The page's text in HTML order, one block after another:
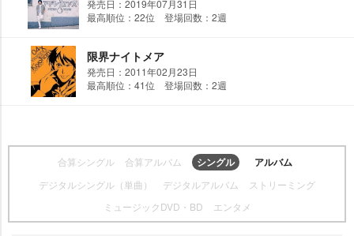
発売日：2019年07月31日
最高順位：22位 登場回数：2週
限界ナイトメア
発売日：2011年02月23日
最高順位：41位 登場回数：2週
合算シングル 合算アルバム シングル アルバム
デジタルシングル（単曲） デジタルアルバム
ストリーミング
ミュージックDVD・BD
エンタメ